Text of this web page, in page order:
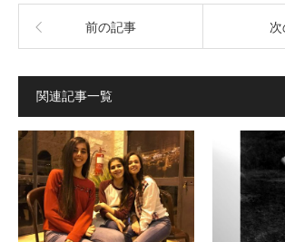
前の記事
関連記事一覧